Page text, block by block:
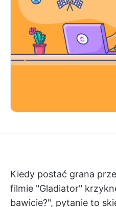
Kiedy postać grana
filmie "Gladiator"
bawicie?", pytanie to